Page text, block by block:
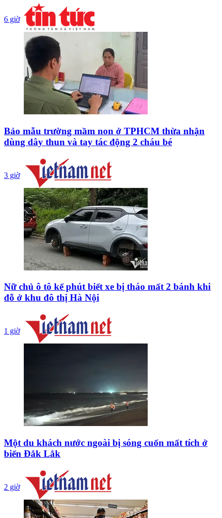
6 giờ
Bảo mẫu trường mầm non ở TPHCM thừa nhận
dùng dây thun và tay tác động 2 cháu bé
3 giờ
Nữ chủ ô tô kể phút biết xe bị tháo mất 2 bánh khi
đỗ ở khu đô thị Hà Nội
1 giờ
Một du khách nước ngoài bị sóng cuốn mất tích ở
biển Đắk Lắk
2 giờ